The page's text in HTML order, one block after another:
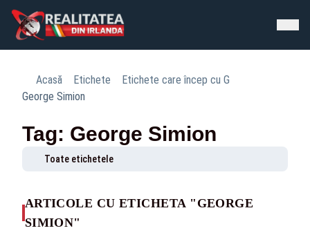
Acasă Etichete
Etichete care încep cu G
George Simion
Tag: George Simion
Toate etichetele
ARTICOLE CU ETICHETA "GEORGE
SIMION"